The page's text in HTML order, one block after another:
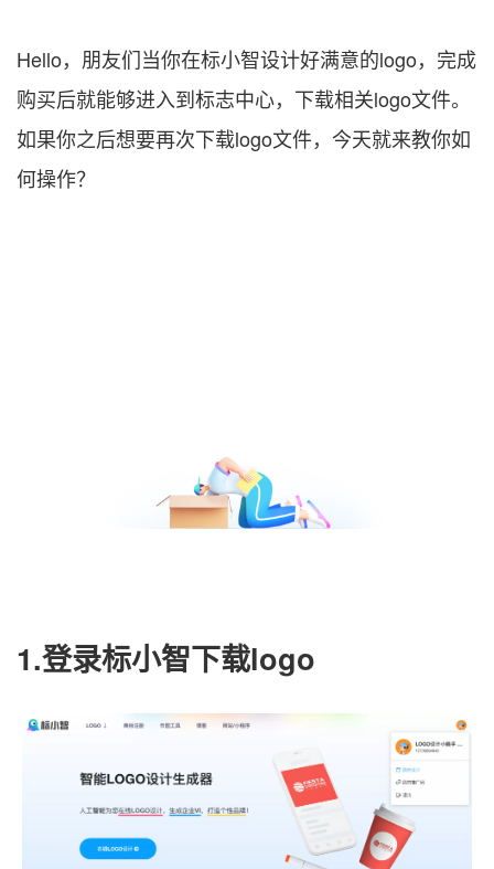
Hello，朋友们当你在标小智设计好满意的logo，完成
购买后就能够进入到标志中心，下载相关logo文件。
如果你之后想要再次下载logo文件，今天就来教你如
何操作？
1.登录标小智下载logo